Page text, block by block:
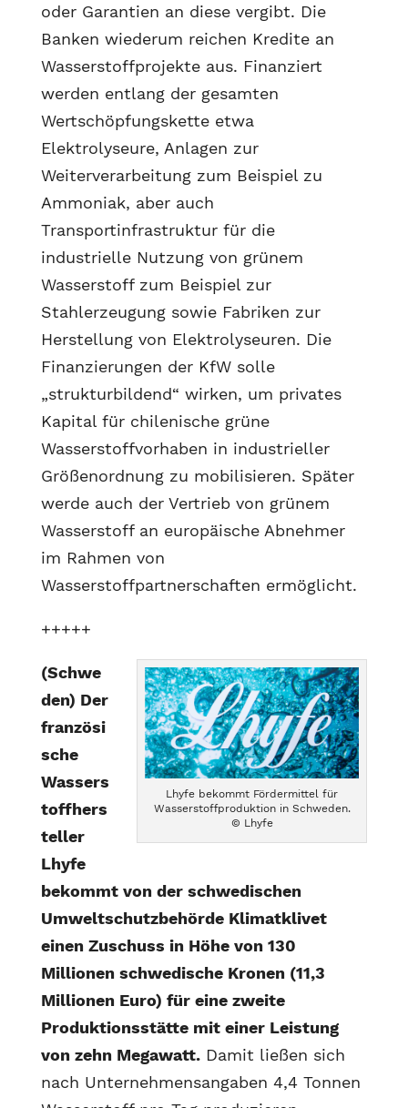
oder Garantien an diese vergibt. Die
Banken wiederum reichen Kredite an
Wasserstoffprojekte aus. Finanziert
werden entlang der gesamten
Wertschöpfungskette etwa
Elektrolyseure, Anlagen zur
Weiterverarbeitung zum Beispiel zu
Ammoniak, aber auch
Transportinfrastruktur für die
industrielle Nutzung von grünem
Wasserstoff zum Beispiel zur
Stahlerzeugung sowie Fabriken zur
Herstellung von Elektrolyseuren. Die
Finanzierungen der KfW solle
„strukturbildend“ wirken, um privates
Kapital für chilenische grüne
Wasserstoffvorhaben in industrieller
Größenordnung zu mobilisieren. Später
werde auch der Vertrieb von grünem
Wasserstoff an europäische Abnehmer
im Rahmen von
Wasserstoffpartnerschaften ermöglicht.
+++++
Lhyfe bekommt Fördermittel für
Wasserstoffproduktion in Schweden.
© Lhyfe
(Schwe
den) Der
französi
sche
Wassers
toffhers
teller
Lhyfe
bekommt von der schwedischen
Umweltschutzbehörde Klimatklivet
einen Zuschuss in Höhe von 130
Millionen schwedische Kronen (11,3
Millionen Euro) für eine zweite
Produktionsstätte mit einer Leistung
von zehn Megawatt.Damit ließen sich
nach Unternehmensangaben 4,4 Tonnen